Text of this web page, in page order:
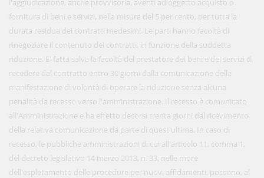
l'aggiudicazione, anche provvisoria, aventi ad oggetto acquisto o
fornitura di beni e servizi, nella misura del 5 per cento, per tutta la
durata residua dei contratti medesimi. Le parti hanno facoltà di
rinegoziare il contenuto dei contratti, in funzione della suddetta
riduzione. E' fatta salva la facoltà del prestatore dei beni e dei servizi di
recedere dal contratto entro 30 giorni dalla comunicazione della
manifestazione di volontà di operare la riduzione senza alcuna
penalità da recesso verso l'amministrazione. Il recesso è comunicato
all'Amministrazione e ha effetto decorsi trenta giorni dal ricevimento
della relativa comunicazione da parte di quest'ultima. In caso di
recesso, le pubbliche amministrazioni di cui all'articolo 11, comma 1,
del decreto legislativo 14 marzo 2013, n. 33, nelle more
dell'espletamento delle procedure per nuovi affidamenti, possono, al